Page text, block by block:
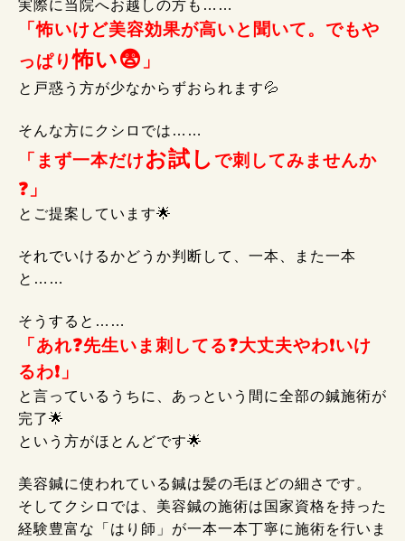
実際に当院へお越しの方も……
「怖いけど美容効果が高いと聞いて。でもや
っぱり怖い😨 」
と戸惑う方が少なからずおられます💦
そんな方にクシロでは……
「まず一本だけお試し で刺してみませんか
❓」
とご提案しています🌟
それでいけるかどうか判断して、一本、また一本
と……
そうすると……
「あれ❓先生いま刺してる❓大丈夫やわ❗いけ
るわ❗」
と言っているうちに、あっという間に全部の鍼施術が
完了🌟
という方がほとんどです🌟
美容鍼に使われている鍼は髪の毛ほどの細さです。
そしてクシロでは、美容鍼の施術は国家資格を持った
経験豊富な「はり師」が一本一本丁寧に施術を行いま